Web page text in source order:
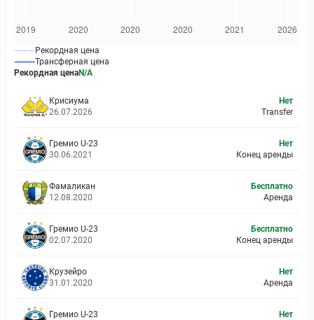
Рекордная цена
Трансферная цена
Рекордная ценаN/A
Крисиума
26.07.2026
Нет
Transfer
Гремио U-23
30.06.2021
Нет
Конец аренды
Фамаликан
12.08.2020
Бесплатно
Аренда
Гремио U-23
02.07.2020
Бесплатно
Конец аренды
Крузейро
31.01.2020
Нет
Аренда
Гремио U-23
Нет